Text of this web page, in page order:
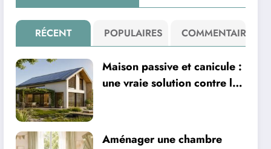
RÉCENT POPULAIRES COMMENTAIRE
Maison passive et canicule :
une vraie solution contre la
Aménager une chambre